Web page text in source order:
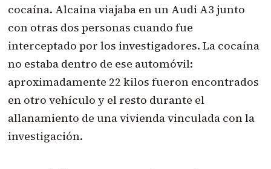
cocaína. Alcaina viajaba en un Audi A3 junto
con otras dos personas cuando fue
interceptado por los investigadores. La cocaína
no estaba dentro de ese automóvil:
aproximadamente 22 kilos fueron encontrados
en otro vehículo y el resto durante el
allanamiento de una vivienda vinculada con la
investigación.